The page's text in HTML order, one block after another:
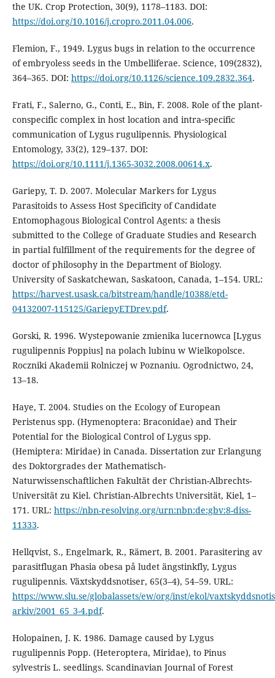
the UK. Crop Protection, 30(9), 1178–1183. DOI:
https://doi.org/10.1016/j.cropro.2011.04.006.
Flemion, F., 1949. Lygus bugs in relation to the occurrence
of embryoless seeds in the Umbelliferae. Science, 109(2832),
364–365. DOI: https://doi.org/10.1126/science.109.2832.364.
Frati, F., Salerno, G., Conti, E., Bin, F. 2008. Role of the plant-
conspecific complex in host location and intra‐specific
communication of Lygus rugulipennis. Physiological
Entomology, 33(2), 129–137. DOI:
https://doi.org/10.1111/j.1365-3032.2008.00614.x.
Gariepy, T. D. 2007. Molecular Markers for Lygus
Parasitoids to Assess Host Specificity of Candidate
Entomophagous Biological Control Agents: a thesis
submitted to the College of Graduate Studies and Research
in partial fulfillment of the requirements for the degree of
doctor of philosophy in the Department of Biology.
University of Saskatchewan, Saskatoon, Canada, 1–154. URL:
https://harvest.usask.ca/bitstream/handle/10388/etd-
04132007-115125/GariepyETDrev.pdf.
Gorski, R. 1996. Wystepowanie zmienika lucernowca [Lygus
rugulipennis Poppius] na polach lubinu w Wielkopolsce.
Roczniki Akademii Rolniczej w Poznaniu. Ogrodnictwo, 24,
13–18.
Haye, T. 2004. Studies on the Ecology of European
Peristenus spp. (Hymenoptera: Braconidae) and Their
Potential for the Biological Control of Lygus spp.
(Hemiptera: Miridae) in Canada. Dissertation zur Erlangung
des Doktorgrades der Mathematisch-
Naturwissenschaftlichen Fakultät der Christian-Albrechts-
Universität zu Kiel. Christian-Albrechts Universität, Kiel, 1–
171. URL: https://nbn-resolving.org/urn:nbn:de:gbv:8-diss-
11333.
Hellqvist, S., Engelmark, R., Rämert, B. 2001. Parasitering av
parasitflugan Phasia obesa på ludet ängstinkfly, Lygus
rugulipennis. Växtskyddsnotiser, 65(3–4), 54–59. URL:
https://www.slu.se/globalassets/ew/org/inst/ekol/
arkiv/2001_65_3-4.pdf.
Holopainen, J. K. 1986. Damage caused by Lygus
rugulipennis Popp. (Heteroptera, Miridae), to Pinus
sylvestris L. seedlings. Scandinavian Journal of Forest